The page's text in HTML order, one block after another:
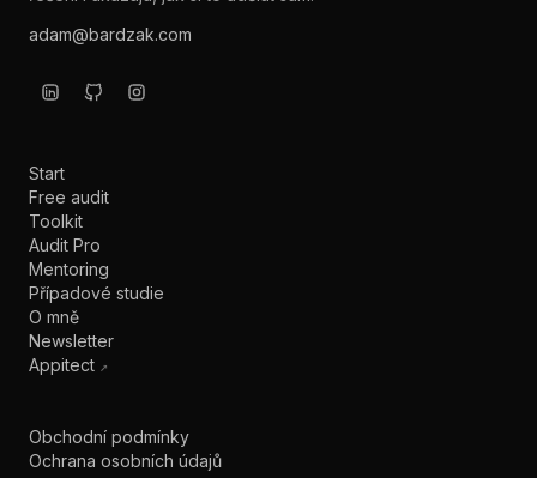
adam@bardzak.com
Start
Free audit
Toolkit
Audit Pro
Mentoring
Případové studie
O mně
Newsletter
Appitect ↗
Obchodní podmínky
Ochrana osobních údajů